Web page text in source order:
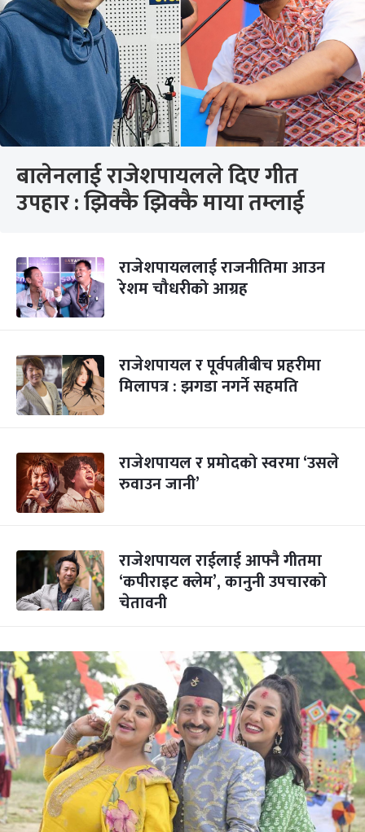
बालेनलाई राजेशपायलले दिए गीत
उपहार : झिक्कै झिक्कै माया तम्लाई
राजेशपायललाई राजनीतिमा आउन
रेशम चौधरीको आग्रह
राजेशपायल र पूर्वपत्नीबीच प्रहरीमा
मिलापत्र : झगडा नगर्ने सहमति
राजेशपायल र प्रमोदको स्वरमा ‘उसले
रुवाउन जानी’
राजेशपायल राईलाई आफ्नै गीतमा
‘कपीराइट क्लेम’, कानुनी उपचारको
चेतावनी